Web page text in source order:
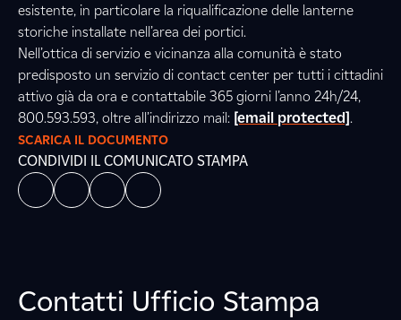
esistente, in particolare la riqualificazione delle lanterne
storiche installate nell’area dei portici.
Nell’ottica di servizio e vicinanza alla comunità è stato
predisposto un servizio di contact center per tutti i cittadini
attivo già da ora e contattabile 365 giorni l’anno 24h/24,
800.593.593, oltre all’indirizzo mail: [email protected].
SCARICA IL DOCUMENTO
CONDIVIDI IL COMUNICATO STAMPA
Contatti Ufficio Stampa